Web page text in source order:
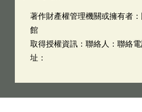
著作財產權管理機關或擁有者
館
取得授權資訊：聯絡人：聯絡
址：